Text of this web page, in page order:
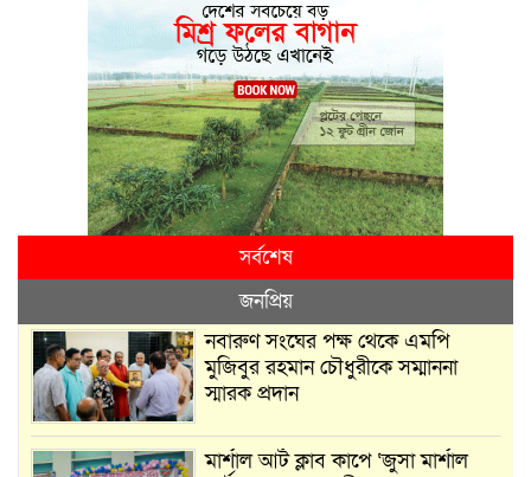
সর্বশেষ
জনপ্রিয়
নবারুণ সংঘের পক্ষ থেকে এমপি
মুজিবুর রহমান চৌধুরীকে সম্মাননা
স্মারক প্রদান
মার্শাল আর্ট ক্লাব কাপে ‘জুসা মার্শাল